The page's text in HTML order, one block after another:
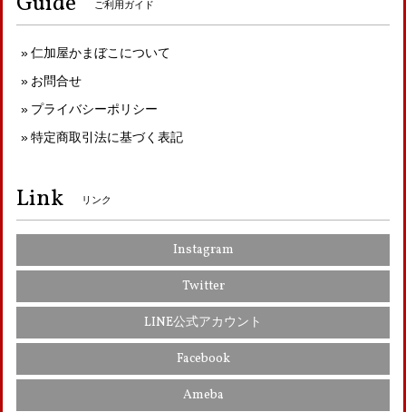
ご利用ガイド
仁加屋かまぼこについて
お問合せ
プライバシーポリシー
特定商取引法に基づく表記
Link リンク
Instagram
Twitter
LINE公式アカウント
Facebook
Ameba